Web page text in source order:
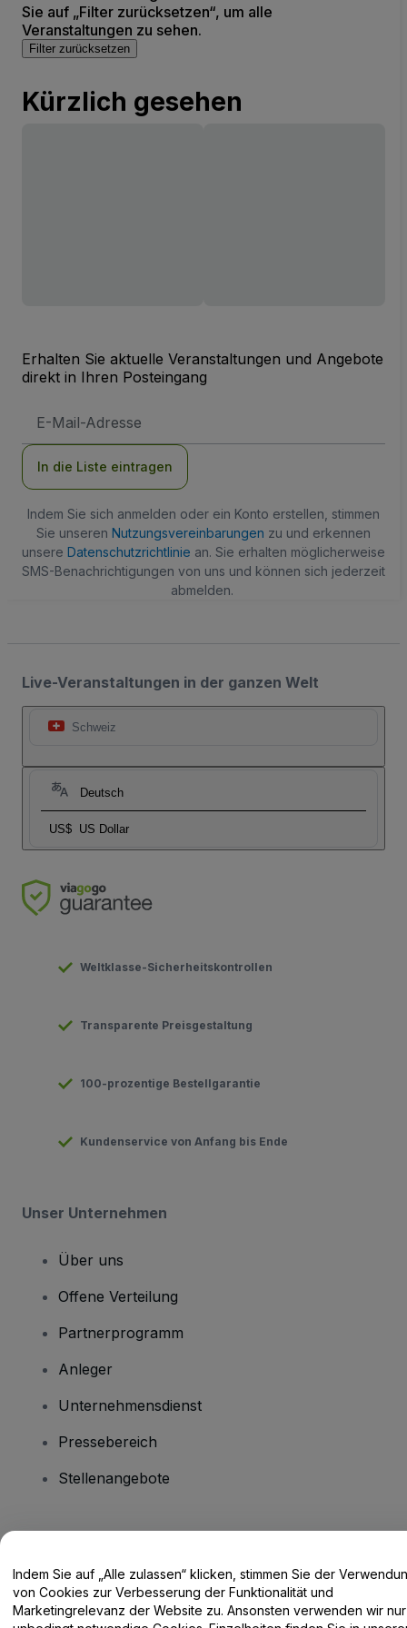
Sie auf „Filter zurücksetzen“, um alle
Veranstaltungen zu sehen.
Filter zurücksetzen
Kürzlich gesehen
Erhalten Sie aktuelle Veranstaltungen und Angebote
direkt in Ihren Posteingang
Mail-
In die Liste eintragen
Indem Sie sich anmelden oder ein Konto erstellen, stimmen
Sie unseren Nutzungsvereinbarungen zu und erkennen
unsere Datenschutzrichtlinie an. Sie erhalten möglicherweise
SMS-Benachrichtigungen von uns und können sich jederzeit
abmelden.
Live-Veranstaltungen in der ganzen Welt
Schweiz
Deutsch
US$ US Dollar
Weltklasse-Sicherheitskontrollen
Transparente Preisgestaltung
100-prozentige Bestellgarantie
Kundenservice von Anfang bis Ende
Unser Unternehmen
Über uns
Offene Verteilung
Partnerprogramm
Anleger
Unternehmensdienst
Pressebereich
Stellenangebote
Hilfe-Center / Kontakt
Indem Sie auf „Alle zulassen“ klicken, stimmen Sie der
von Cookies zur Verbesserung der Funktionalität und
Marketingrelevanz der Website zu. Ansonsten verwenden wir nur